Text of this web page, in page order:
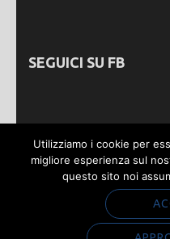
SEGUICI SU FB
Webmastering by
Sviluppato da
Rara
Utilizziamo i cookie per
migliore esperienza sul
questo sito noi